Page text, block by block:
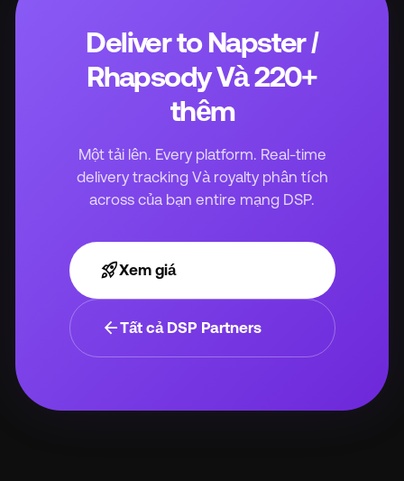
Deliver to Napster /
Rhapsody Và 220+
thêm
Một tải lên. Every platform. Real-time
delivery tracking Và royalty phân tích
across của bạn entire mạng DSP.
rocket_launchXem giá
arrow_backTất cả DSP Partners